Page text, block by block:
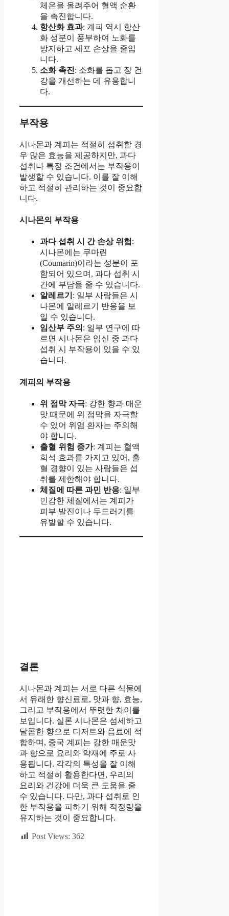
체온을 올려주어 혈액 순환
을 촉진합니다.
항산화 효과: 계피 역시 항산
화 성분이 풍부하여 노화를
방지하고 세포 손상을 줄입
니다.
소화 촉진: 소화를 돕고 장 건
강을 개선하는 데 유용합니
다.
부작용
시나몬과 계피는 적절히 섭취할 경
우 많은 효능을 제공하지만, 과다
섭취나 특정 조건에서는 부작용이
발생할 수 있습니다. 이를 잘 이해
하고 적절히 관리하는 것이 중요합
니다.
시나몬의 부작용
과다 섭취 시 간 손상 위험 :
시나몬에는 쿠마린
(Coumarin)이라는 성분이 포
함되어 있으며, 과다 섭취 시
간에 부담을 줄 수 있습니다.
알레르기 : 일부 사람들은 시
나몬에 알레르기 반응을 보
일 수 있습니다.
임산부 주의 : 일부 연구에 따
르면 시나몬은 임신 중 과다
섭취 시 부작용이 있을 수 있
습니다.
계피의 부작용
위 점막 자극: 강한 향과 매운
맛 때문에 위 점막을 자극할
수 있어 위염 환자는 주의해
야 합니다.
출혈 위험 증가: 계피는 혈액
희석 효과를 가지고 있어, 출
혈 경향이 있는 사람들은 섭
취를 제한해야 합니다.
체질에 따른 과민 반응: 일부
민감한 체질에서는 계피가
피부 발진이나 두드러기를
유발할 수 있습니다.
결론
시나몬과 계피는 서로 다른 식물에
서 유래한 향신료로, 맛과 향, 효능,
그리고 부작용에서 뚜렷한 차이를
보입니다. 실론 시나몬은 섬세하고
달콤한 향으로 디저트와 음료에 적
합하며, 중국 계피는 강한 매운맛
과 향으로 요리와 약재에 주로 사
용됩니다. 각각의 특성을 잘 이해
하고 적절히 활용한다면, 우리의
요리와 건강에 더욱 큰 도움을 줄
수 있습니다. 다만, 과다 섭취로 인
한 부작용을 피하기 위해 적정량을
유지하는 것이 중요합니다.
Post Views: 362